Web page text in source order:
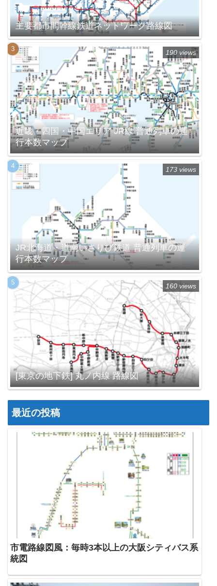
主要都市間幹線鉄道ネットワーク路線図
近畿・四国・中国エリア JR線 普通列車の運
行本数マップ
190 views
JR北海道・道南いさりび鉄道 普通列車の運
行本数マップ
173 views
[東京の地下鉄] 丸ノ内線 路線図
160 views
最近の投稿
市電路線図風：毎時3本以上の大阪シティバス系
統図